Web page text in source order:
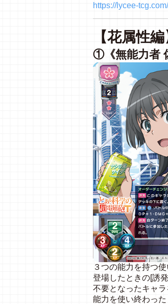
https://lycee-
【花属性編
①《無能力者
３つの能力を持つ
登場したときの[誘
不要となったキャ
能力を使い終わった